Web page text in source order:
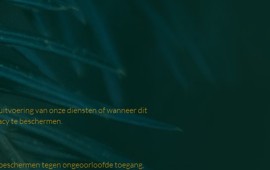
van onze diensten of wanneer dit
te beschermen.
tegen ongeoorloofde toegang,